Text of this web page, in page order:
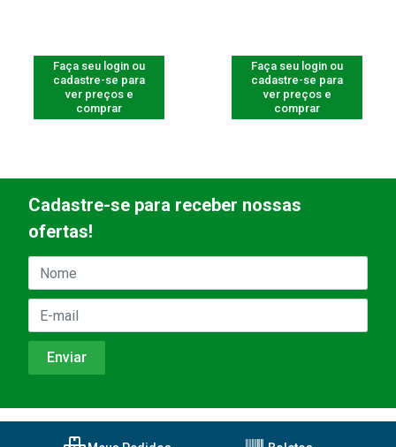
Faça seu login ou
cadastre-se para
ver preços e
comprar
Faça seu login ou
cadastre-se para
ver preços e
comprar
Cadastre-se para receber nossas
ofertas!